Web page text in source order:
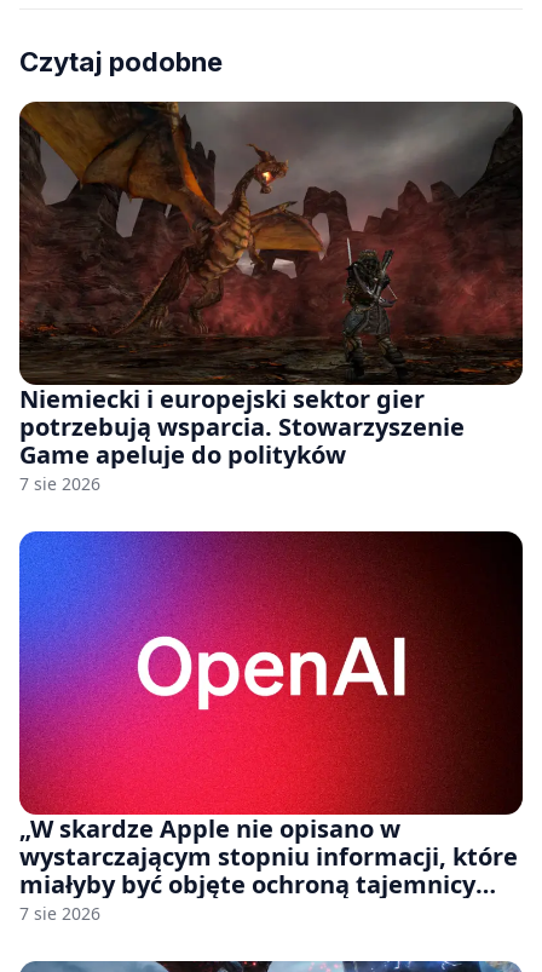
Czytaj podobne
Niemiecki i europejski sektor gier
potrzebują wsparcia. Stowarzyszenie
Game apeluje do polityków
7 sie 2026
„W skardze Apple nie opisano w
wystarczającym stopniu informacji, które
miałyby być objęte ochroną tajemnicy
handlowej”. OpenAI żąda odrzucenia
7 sie 2026